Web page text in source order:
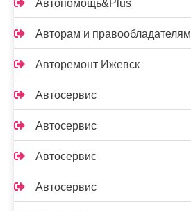
Автопомощь&Plus
Авторам и правообладателям
Авторемонт Ижевск
Автосервис
Автосервис
Автосервис
Автосервис